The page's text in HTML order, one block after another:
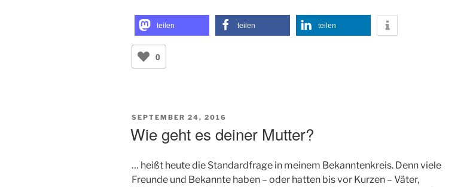
teilen teilen teilen
0
VERÖFFENTLICHT
SEPTEMBER 24, 2016
Wie geht es deiner Mutter?
… heißt heute die Standardfrage in meinem Bekanntenkreis. Denn viele
Freunde und Bekannte haben – oder hatten bis vor Kurzen – Väter,